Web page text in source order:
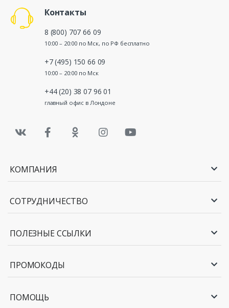
Контакты
8 (800) 707 66 09
10:00 – 20:00 по Мск, по РФ бесплатно
+7 (495) 150 66 09
10:00 – 20:00 по Мск
+44 (20) 38 07 96 01
главный офис в Лондоне
КОМПАНИЯ
СОТРУДНИЧЕСТВО
ПОЛЕЗНЫЕ ССЫЛКИ
ПРОМОКОДЫ
ПОМОЩЬ